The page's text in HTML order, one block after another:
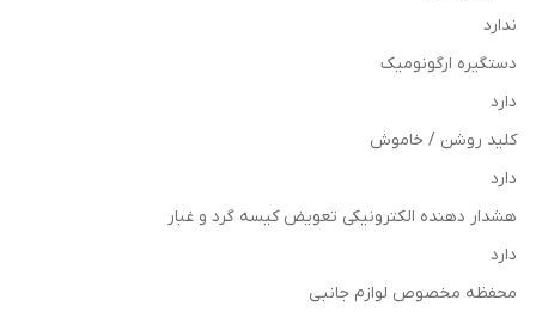
ندارد
دستگیره ارگونومیک
دارد
کلید روشن / خاموش
دارد
هشدار دهنده الکترونیکی تعویض کیسه گرد و غبار
دارد
محفظه مخصوص لوازم جانبی